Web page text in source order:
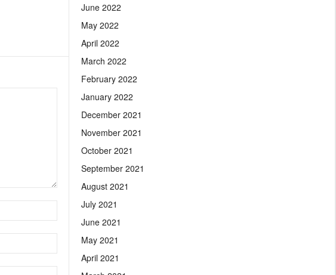
June 2022
May 2022
April 2022
March 2022
February 2022
January 2022
December 2021
November 2021
October 2021
September 2021
August 2021
July 2021
June 2021
May 2021
April 2021